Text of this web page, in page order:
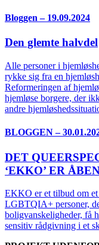
Bloggen – 19.09.2024
Den glemte halvdel
Alle personer i
rykke sig fra en
Reformeringen af
hjemløse borgere, der
andre
BLOGGEN –
DET
‘EKKO’ ER
EKKO er et tilbud om
LGBTQIA+ personer,
boligvanskeligheder, få
sensitiv rådgivning i et